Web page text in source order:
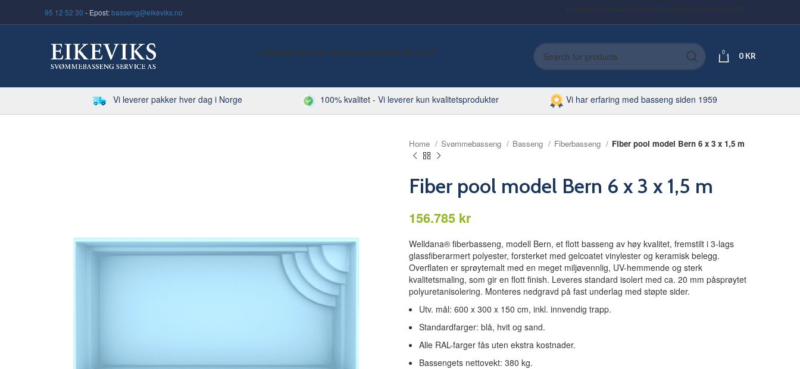
95 12 52 30 - Epost:basseng@eikeviks.no
SVØMMEBASSENGSPASAUNAKJEMIRØRDELER 0 0 KR
Vi leverer pakker hver dag i Norge 100% kvalitet - Vi leverer kun kvalitetsprodukter Vi har erfaring med basseng siden 1959
Home Svømmebasseng Basseng Fiberbasseng Fiber pool model Bern 6 x 3 x 1,5 m
Fiber pool model Bern 6 x 3 x 1,5 m
kr
Welldana® fiberbasseng, modell Bern, et flott basseng av høy kvalitet, fremstilt i 3-lags
glassfiberarmert polyester, forsterket med gelcoatet vinylester og keramisk belegg.
Overflaten er sprøytemalt med en meget miljøvennlig, UV-hemmende og sterk
kvalitetsmaling, som gir en flott finish. Leveres standard isolert med ca. 20 mm påsprøytet
polyuretanisolering. Monteres nedgravd på fast underlag med støpte sider.
Utv. mål: 600 x 300 x 150 cm, inkl. innvendig trapp.
Standardfarger: blå, hvit og sand.
Alle RAL-farger fås uten ekstra kostnader.
Bassengets nettovekt: 380 kg.